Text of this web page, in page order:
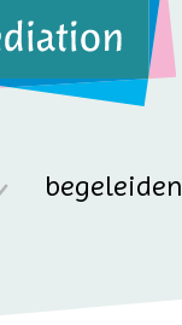
begeleiden